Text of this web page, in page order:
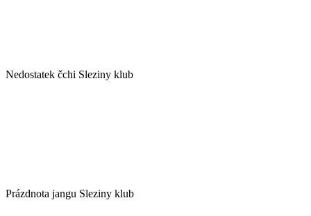
Nedostatek čchi Sleziny klub
Prázdnota jangu Sleziny klub